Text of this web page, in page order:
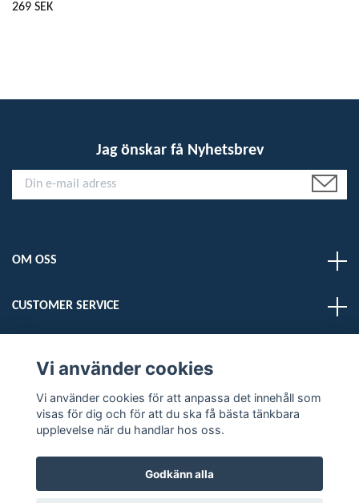
269 SEK
Jag önskar få Nyhetsbrev
OM OSS
CUSTOMER SERVICE
Sociala medier
Vi använder cookies
Vi använder cookies för att anpassa det innehåll som
visas för dig och för att du ska få bästa tänkbara
upplevelse när du handlar hos oss.
Godkänn alla